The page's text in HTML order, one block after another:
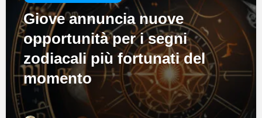
Giove annuncia nuove
opportunità per i segni
zodiacali più fortunati del
momento